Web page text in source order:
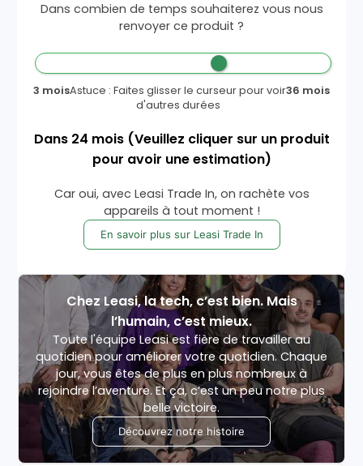
Dans combien de temps souhaiterez vous nous
renvoyer ce produit ?
3 moisAstuce : Faites glisser le curseur pour voir
d'autres durées
36 mois
Dans 24 mois (Veuillez cliquer sur un produit
pour avoir une estimation)
Car oui, avec Leasi Trade In, on rachète vos
appareils à tout moment !
En savoir plus sur Leasi Trade In
Chez Leasi, la tech, c’est bien. Mais
l’humain, c’est mieux.
Toute l'équipe Leasi est fière de travailler au
quotidien pour améliorer votre quotidien. Chaque
jour, vous êtes de plus en plus nombreux à
rejoindre l’aventure. Et ça, c’est un peu notre plus
belle victoire.
Découvrez notre histoire